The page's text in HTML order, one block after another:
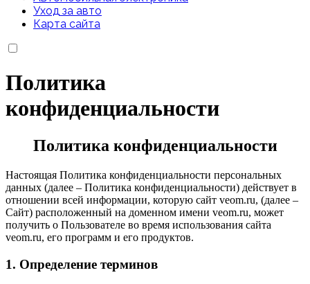
Уход за авто
Карта сайта
Политика
конфиденциальности
Политика конфиденциальности
Настоящая Политика конфиденциальности персональных
данных (далее – Политика конфиденциальности) действует в
отношении всей информации, которую сайт veom.ru, (далее –
Сайт) расположенный на доменном имени veom.ru, может
получить о Пользователе во время использования сайта
veom.ru, его программ и его продуктов.
1. Определение терминов